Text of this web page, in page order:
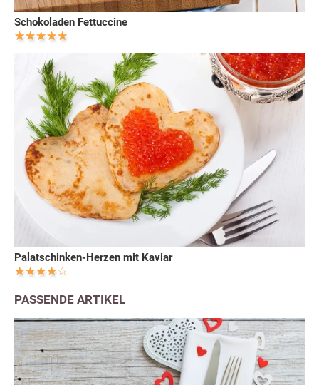
Schokoladen Fettuccine
Palatschinken-Herzen mit Kaviar
PASSENDE ARTIKEL